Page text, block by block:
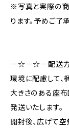
※写真と実際の
ります。予めご了
－☆－☆－配送
環境に配慮して、
大きさのある座布
発送いたします。
開封後、広げて空